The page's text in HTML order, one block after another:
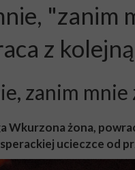
"zanim
z
zanim mnie
Wkurzona żona,
ucieczce od